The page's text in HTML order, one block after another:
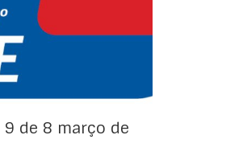
Coletiva e
do Boletim do
9 de 8 março de